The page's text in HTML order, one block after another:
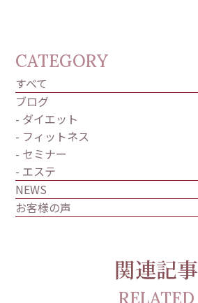
CATEGORY
すべて
ブログ
- ダイエット
- フィットネス
- セミナー
- エステ
NEWS
お客様の声
関連記事